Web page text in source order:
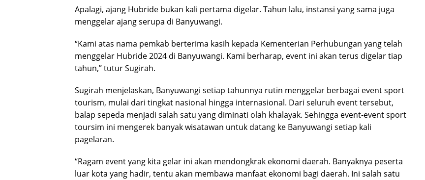
Apalagi, ajang Hubride bukan kali pertama digelar. Tahun lalu, instansi yang sama juga
menggelar ajang serupa di Banyuwangi.
“Kami atas nama pemkab berterima kasih kepada Kementerian Perhubungan yang telah
menggelar Hubride 2024 di Banyuwangi. Kami berharap, event ini akan terus digelar tiap
tahun,” tutur Sugirah.
Sugirah menjelaskan, Banyuwangi setiap tahunnya rutin menggelar berbagai event sport
tourism, mulai dari tingkat nasional hingga internasional. Dari seluruh event tersebut,
balap sepeda menjadi salah satu yang diminati olah khalayak. Sehingga event-event sport
toursim ini mengerek banyak wisatawan untuk datang ke Banyuwangi setiap kali
pagelaran.
“Ragam event yang kita gelar ini akan mendongkrak ekonomi daerah. Banyaknya peserta
luar kota yang hadir, tentu akan membawa manfaat ekonomi bagi daerah. Ini salah satu